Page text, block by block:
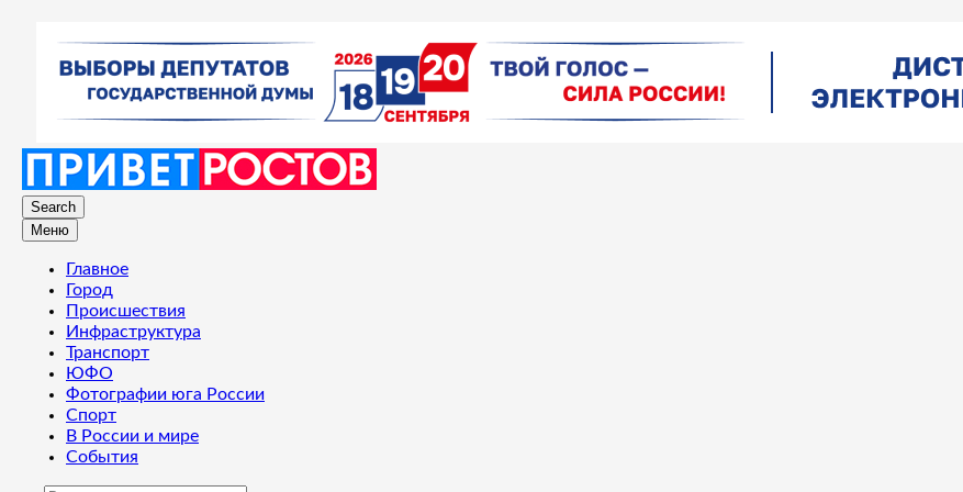
Search
Меню
Главное
Город
Происшествия
Инфраструктура
Транспорт
ЮФО
Фотографии юга России
Спорт
В России и мире
События